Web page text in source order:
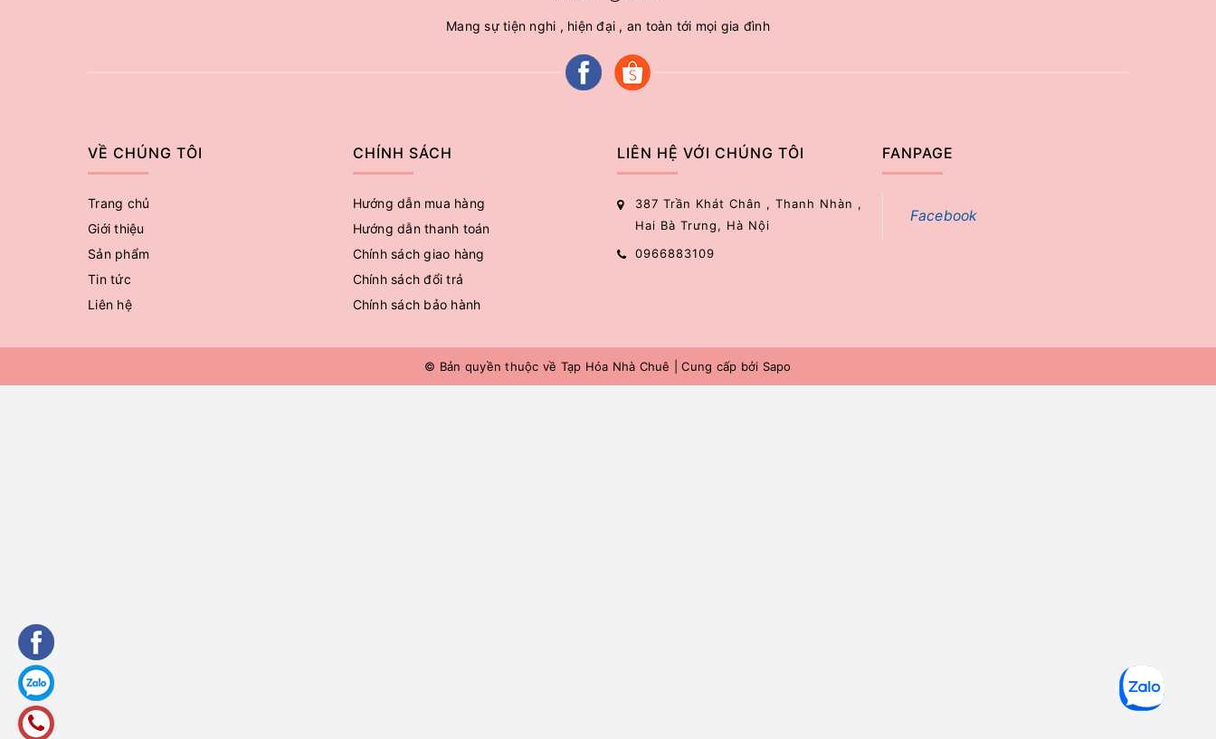
Mang sự tiện nghi , hiện đại , an toàn tới mọi gia đình
VỀ CHÚNG TÔI
Trang chủ
Giới thiệu
Sản phẩm
Tin tức
Liên hệ
CHÍNH SÁCH
Hướng dẫn mua hàng
Hướng dẫn thanh toán
Chính sách giao hàng
Chính sách đổi trả
Chính sách bảo hành
LIÊN HỆ VỚI CHÚNG TÔI
387 Trần Khát Chân , Thanh Nhàn ,
Hai Bà Trưng, Hà Nội
0966883109
FANPAGE
Facebook
© Bản quyền thuộc về Tạp Hóa Nhà Chuê Cung cấp bởi Sapo